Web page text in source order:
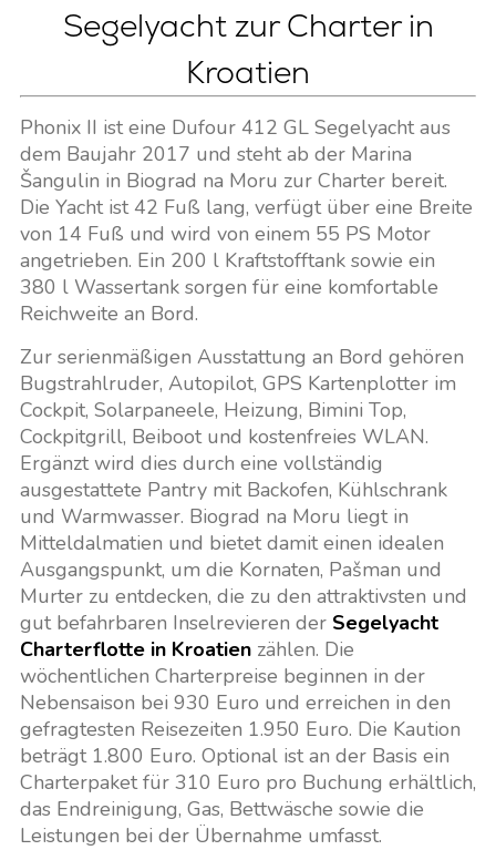
Segelyacht zur Charter in
Kroatien
Phonix II ist eine Dufour 412 GL Segelyacht aus
dem Baujahr 2017 und steht ab der Marina
Šangulin in Biograd na Moru zur Charter bereit.
Die Yacht ist 42 Fuß lang, verfügt über eine Breite
von 14 Fuß und wird von einem 55 PS Motor
angetrieben. Ein 200 l Kraftstofftank sowie ein
380 l Wassertank sorgen für eine komfortable
Reichweite an Bord.
Zur serienmäßigen Ausstattung an Bord gehören
Bugstrahlruder, Autopilot, GPS Kartenplotter im
Cockpit, Solarpaneele, Heizung, Bimini Top,
Cockpitgrill, Beiboot und kostenfreies WLAN.
Ergänzt wird dies durch eine vollständig
ausgestattete Pantry mit Backofen, Kühlschrank
und Warmwasser. Biograd na Moru liegt in
Mitteldalmatien und bietet damit einen idealen
Ausgangspunkt, um die Kornaten, Pašman und
Murter zu entdecken, die zu den attraktivsten und
gut befahrbaren Inselrevieren der Segelyacht
Charterflotte in Kroatienzählen. Die
wöchentlichen Charterpreise beginnen in der
Nebensaison bei 930 Euro und erreichen in den
gefragtesten Reisezeiten 1.950 Euro. Die Kaution
beträgt 1.800 Euro. Optional ist an der Basis ein
Charterpaket für 310 Euro pro Buchung erhältlich,
das Endreinigung, Gas, Bettwäsche sowie die
Leistungen bei der Übernahme umfasst.